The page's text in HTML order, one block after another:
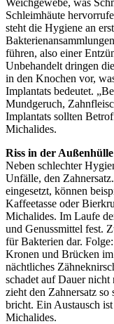
Schleimhäute
steht die Hygiene an
führen, also einer
Unbehandelt dringen
in den Knochen vor,
Implantats bedeutet.
Mundgeruch,
Implantats sollten
Michalides.
Riss in der Außenhülle
Neben schlechter
Unfälle, den
eingesetzt, können
Kaffeetasse oder
Michalides. Im Laufe
und Genussmittel fest.
für Bakterien dar.
Kronen und Brücken
nächtliches
schadet auf Dauer nicht
zieht den Zahnersatz
bricht. Ein Austausch
Michalides.